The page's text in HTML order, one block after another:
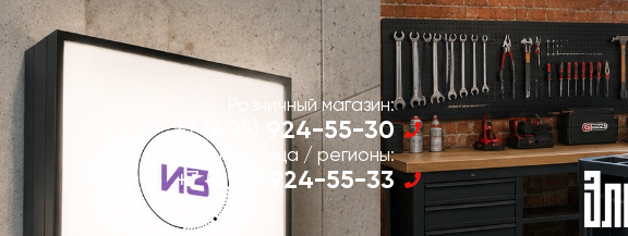
Розничный магазин:
+7 (495) 924-55-30
Юр. лица / регионы:
+7 (495) 924-55-33